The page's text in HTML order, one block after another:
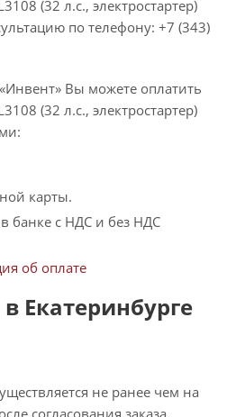
(32 л.с., электростартер)
по телефону: +7 (343)
Вы можете оплатить
(32 л.с., электростартер)
карты.
банке с НДС и без НДС
об оплате
Екатеринбурге
не ранее чем на
согласования заказа.